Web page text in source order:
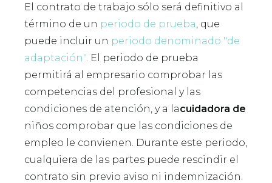
El contrato de trabajo sólo será definitivo al
término de un periodo de prueba , que
puede incluir un periodo denominado "de
adaptación" . El periodo de prueba
permitirá al empresario comprobar las
competencias del profesional y las
condiciones de atención, y a lacuidadora de
niños comprobar que las condiciones de
empleo le convienen. Durante este periodo,
cualquiera de las partes puede rescindir el
contrato sin previo aviso ni indemnización.